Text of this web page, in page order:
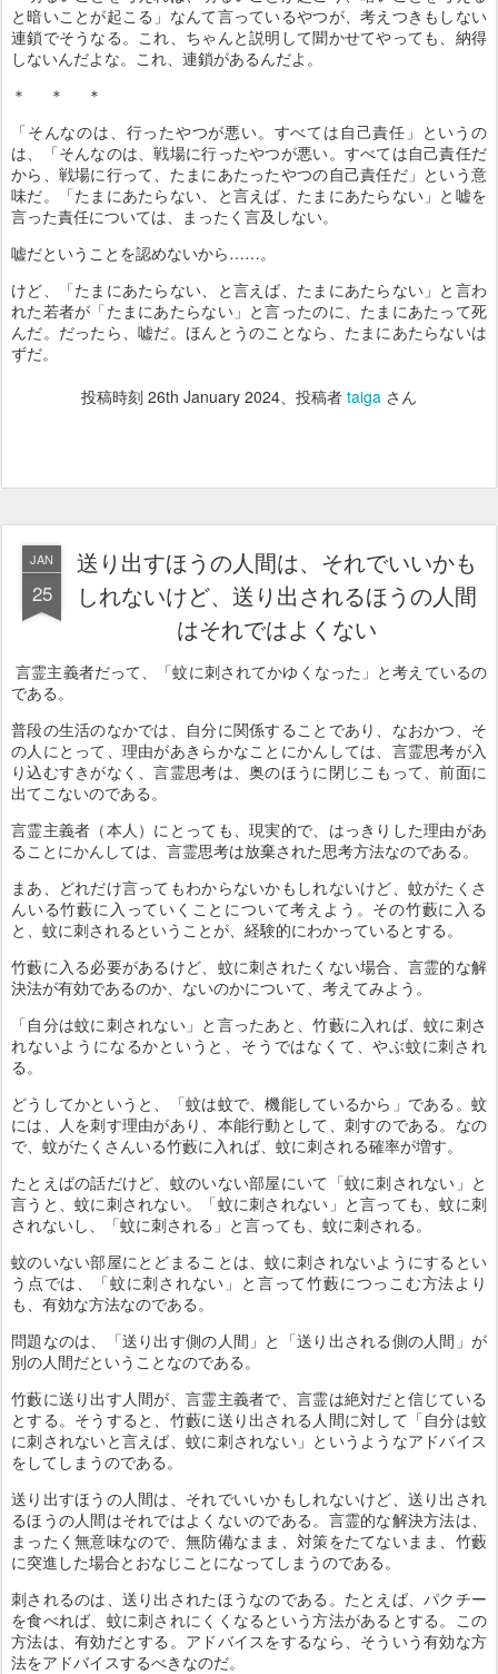
と暗いことが起こる」なんて言っているやつが、考えつきもしない
連鎖でそうなる。これ、ちゃんと説明して聞かせてやっても、納得
しないんだよな。これ、連鎖があるんだよ。
＊ ＊ ＊
「そんなのは、行ったやつが悪い。すべては自己責任」というの
は、「そんなのは、戦場に行ったやつが悪い。すべては自己責任だ
から、戦場に行って、たまにあたったやつの自己責任だ」という意
味だ。「たまにあたらない、と言えば、たまにあたらない」と嘘を
言った責任については、まったく言及しない。
嘘だということを認めないから……。
けど、「たまにあたらない、と言えば、たまにあたらない」と言わ
れた若者が「たまにあたらない」と言ったのに、たまにあたって死
んだ。だったら、嘘だ。ほんとうのことなら、たまにあたらないは
ずだ。
投稿時刻 26th January 2024、投稿者 taiga さん
JAN
25
送り出すほうの人間は、それでいいかも
しれないけど、送り出されるほうの人間
はそれではよくない
言霊主義者だって、「蚊に刺されてかゆくなった」と考えているの
である。
普段の生活のなかでは、自分に関係することであり、なおかつ、そ
の人にとって、理由があきらかなことにかんしては、言霊思考が入
り込むすきがなく、言霊思考は、奥のほうに閉じこもって、前面に
出てこないのである。
言霊主義者（本人）にとっても、現実的で、はっきりした理由があ
ることにかんしては、言霊思考は放棄された思考方法なのである。
まあ、どれだけ言ってもわからないかもしれないけど、蚊がたくさ
んいる竹藪に入っていくことについて考えよう。その竹藪に入る
と、蚊に刺されるということが、経験的にわかっているとする。
竹藪に入る必要があるけど、蚊に刺されたくない場合、言霊的な解
決法が有効であるのか、ないのかについて、考えてみよう。
「自分は蚊に刺されない」と言ったあと、竹藪に入れば、蚊に刺さ
れないようになるかというと、そうではなくて、やぶ蚊に刺され
る。
どうしてかというと、「蚊は蚊で、機能しているから」である。蚊
には、人を刺す理由があり、本能行動として、刺すのである。なの
で、蚊がたくさんいる竹藪に入れば、蚊に刺される確率が増す。
たとえばの話だけど、蚊のいない部屋にいて「蚊に刺されない」と
言うと、蚊に刺されない。「蚊に刺されない」と言っても、蚊に刺
されないし、「蚊に刺される」と言っても、蚊に刺される。
蚊のいない部屋にとどまることは、蚊に刺されないようにするとい
う点では、「蚊に刺されない」と言って竹藪につっこむ方法より
も、有効な方法なのである。
問題なのは、「送り出す側の人間」と「送り出される側の人間」が
別の人間だということなのである。
竹藪に送り出す人間が、言霊主義者で、言霊は絶対だと信じている
とする。そうすると、竹藪に送り出される人間に対して「自分は蚊
に刺されないと言えば、蚊に刺されない」というようなアドバイス
をしてしまうのである。
送り出すほうの人間は、それでいいかもしれないけど、送り出され
るほうの人間はそれではよくないのである。言霊的な解決方法は、
まったく無意味なので、無防備なまま、対策をたてないまま、竹藪
に突進した場合とおなじことになってしまうのである。
刺されるのは、送り出されたほうなのである。たとえば、パクチー
を食べれば、蚊に刺されにくくなるという方法があるとする。この
方法は、有効だとする。アドバイスをするなら、そういう有効な方
法をアドバイスするべきなのだ。